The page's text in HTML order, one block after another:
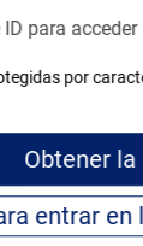
para
por
Obtenerla